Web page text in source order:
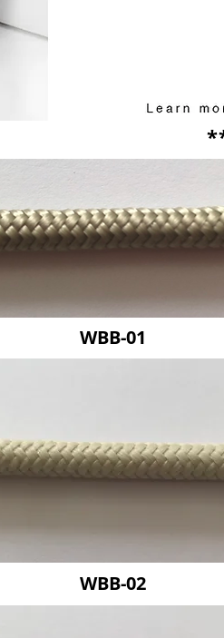
WBB-01
WBB-02